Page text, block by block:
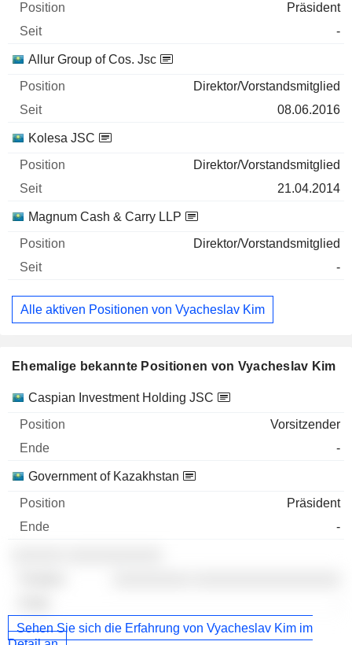
Präsident
-
Allur Group of Cos. Jsc
Direktor/Vorstandsmitglied
08.06.2016
Kolesa JSC
Direktor/Vorstandsmitglied
21.04.2014
Magnum Cash & Carry LLP
Direktor/Vorstandsmitglied
-
Alle aktiven Positionen von Vyacheslav Kim
Ehemalige bekannte Positionen von Vyacheslav Kim
Unternehmen Position Ende
Caspian Investment Holding JSC
Vorsitzender
-
Government of Kazakhstan
Präsident
-
Sehen Sie sich die Erfahrung von Vyacheslav Kim im